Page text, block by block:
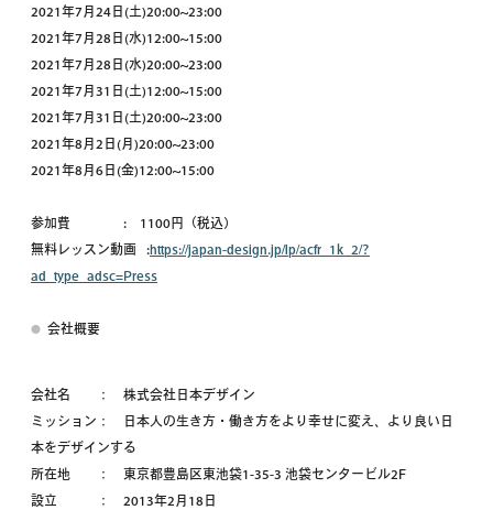
2021年7月24日(土)20:00~23:00
2021年7月28日(水)12:00~15:00
2021年7月28日(水)20:00~23:00
2021年7月31日(土)12:00~15:00
2021年7月31日(土)20:00~23:00
2021年8月2日(月)20:00~23:00
2021年8月6日(金)12:00~15:00
参加費 : 1100円（税込）
無料レッスン動画 :https://japan-design.jp/lp/acfr_1k_2/?
ad_type_adsc=Press
会社概要
会社名 ： 株式会社日本デザイン
ミッション： 日本人の生き方・働き方をより幸せに変え、より良い日
本をデザインする
所在地 ： 東京都豊島区東池袋1-35-3 池袋センタービル2F
設立 ： 2013年2月18日